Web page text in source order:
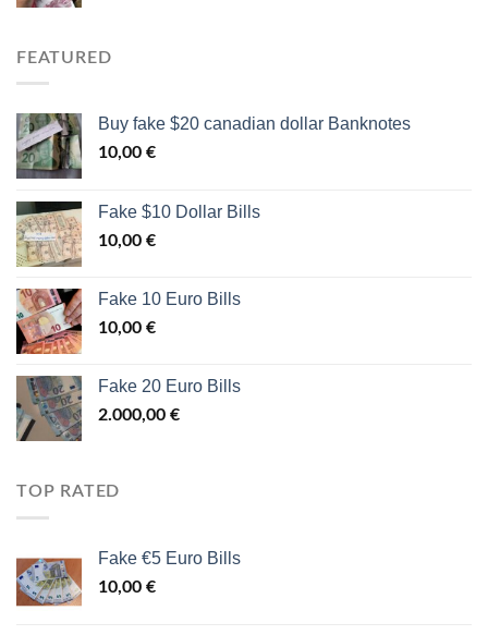
FEATURED
Buy fake $20 canadian dollar Banknotes
10,00 €
Fake $10 Dollar Bills
10,00 €
Fake 10 Euro Bills
10,00 €
Fake 20 Euro Bills
2.000,00 €
TOP RATED
Fake €5 Euro Bills
10,00 €